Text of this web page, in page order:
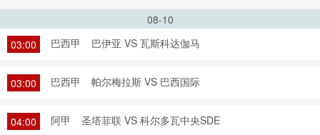
08-10
03:00
巴西甲 巴伊亚 VS 瓦斯科达伽马
03:00 巴西甲 帕尔梅拉斯 VS 巴西国际
04:00 阿甲 圣塔菲联 VS 科尔多瓦中央SDE